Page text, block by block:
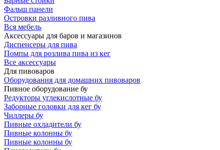
Фальш панели
Островки разливного пива
Вся мебель
Аксессуары для баров и магазинов
Диспенсеры для пива
Помпы для розлива пива из кег
Все аксессуары
Для пивоваров
Оборудования для домашних пивоваров
Пивное оборудование бу
Редукторы углекислотные бу
Заборные головки для кег бу
Чиллеры бу
Пивные охладители бу
Пивные колонны бу
Пивные колонны бу